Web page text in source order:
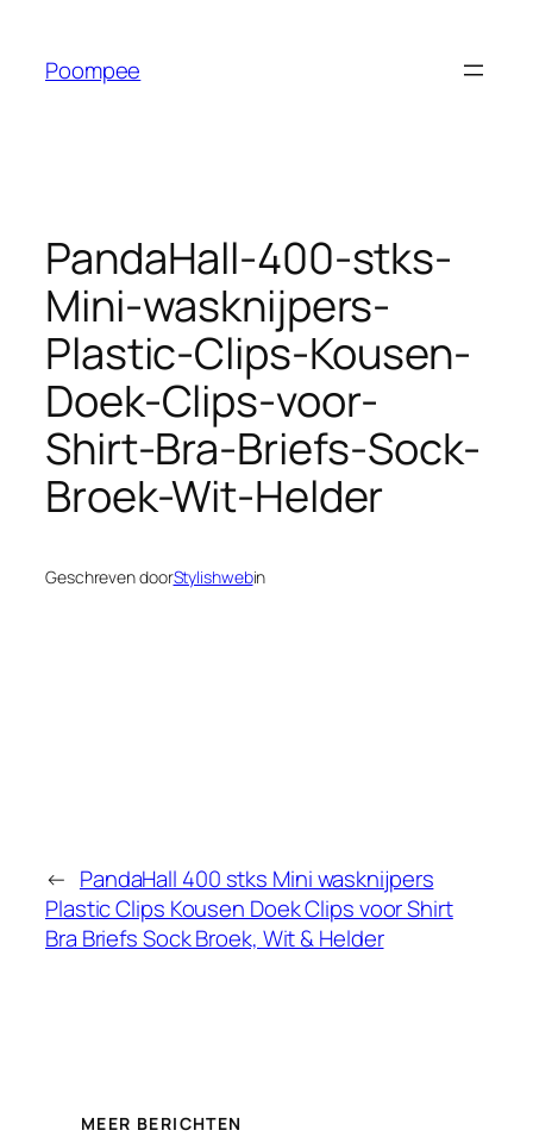
Poompee
PandaHall-400-stks-
Mini-wasknijpers-
Plastic-Clips-Kousen-
Doek-Clips-voor-
Shirt-Bra-Briefs-Sock-
Broek-Wit-Helder
Geschreven doorStylishwebin
← PandaHall 400 stks Mini wasknijpers
Plastic Clips Kousen Doek Clips voor Shirt
Bra Briefs Sock Broek, Wit & Helder
MEER BERICHTEN